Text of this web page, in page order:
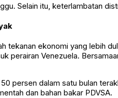
Selain itu, keterlambatan
tekanan ekonomi yang lebih
perairan Venezuela.
persen dalam satu bulan
dan bahan bakar PDVSA.